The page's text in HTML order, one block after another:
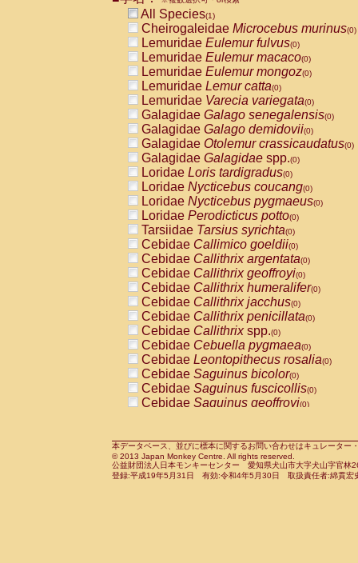
CebidaeCebus
CebidaeSaimiri boliviensis(0)
CebidaeSaimiri sciureus(0)
AtelidaeAlouatta caraya(0)
AtelidaeAlouatta fusca(0)
AtelidaeAlouatta seniculus
AtelidaeAlouattaspp.(0)
AtelidaeAteles belzebuth(0)
AtelidaeAteles geoffroyi(0)
AtelidaeAteles paniscus(0)
AtelidaeAtelesspp.(0)
Atelidae Lagothrix lagothricha
AtelidaeLagothrix lagothricha cana
PitheciidaeCacajao calvus
PitheciidaeCallicebus cupreus
PitheciidaeCallicebus donacophilus
PitheciidaeCallicebus moloch
PitheciidaeCallicebus torquatus
PitheciidaeCallicebusspp.(0)
PitheciidaeChiropotes satanas(0)
PitheciidaePithecia monachus
PitheciidaePithecia pithecia(0)
CercopithecidaeCercocebus agilis
CercopithecidaeCercocebus
CercopithecidaeCercocebus
CercopithecidaeCercocebus
CercopithecidaeCercocebus
CercopithecidaeCercocebushybrid
CercopithecidaePapio anubis(0)
CercopithecidaePapio cynocephalus
CercopithecidaePapio hamadryas(0)
All Species(1)
Cheirogaleidae Microcebus murinus(0)
Lemuridae Eulemur fulvus(0)
Lemuridae Eulemur macaco(0)
Lemuridae Eulemur mongoz(0)
Lemuridae Lemur catta(0)
Lemuridae Varecia variegata(0)
Galagidae Galago senegalensis(0)
Galagidae Galago demidovii(0)
Galagidae Otolemur crassicaudatus(0)
Galagidae Galagidae spp.(0)
Loridae Loris tardigradus(0)
Loridae Nycticebus coucang(0)
Loridae Nycticebus pygmaeus(0)
Loridae Perodicticus potto(0)
Tarsiidae Tarsius syrichta(0)
Cebidae Callimico goeldii(0)
Cebidae Callithrix argentata(0)
Cebidae Callithrix geoffroyi(0)
Cebidae Callithrix humeralifer(0)
Cebidae Callithrix jacchus(0)
Cebidae Callithrix penicillata(0)
Cebidae Callithrixspp.(0)
Cebidae Cebuella pygmaea(0)
Cebidae Leontopithecus rosalia(0)
Cebidae Saguinus bicolor(0)
Cebidae Saguinus fuscicollis(0)
Cebidae Saguinus geoffroyi(0)
CebidaeSaguinus leucopus(0)
CebidaeSaguinus midas(0)
Cebidae Saguinus mystax(0)
本データベース、並びに標本に関するお問い合わせはキュレータ
© 2013 Japan Monkey Centre. All rights reserved.
公益財団法人日本モンキーセンター 愛知県犬山市大字犬山字官
登録:平成19年5月31日 有効:令和4年5月30日 取扱責任者:綿貫宏